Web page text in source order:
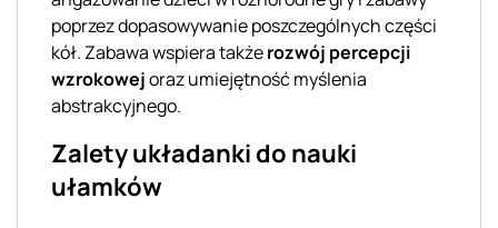
poprzez dopasowywanie poszczególnych części
kół. Zabawa wspiera takżerozwój percepcji
wzrokowejoraz umiejętność myślenia
abstrakcyjnego.
Zalety układanki do nauki
ułamków